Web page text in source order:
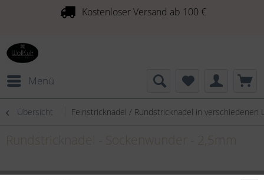
Kostenloser Versand ab 100 €
Menü
Übersicht Feinstricknadel / Rundstricknadel in verschiedenen